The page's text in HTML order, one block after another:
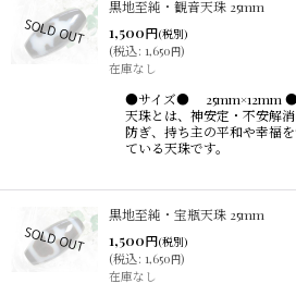
黒地至純・観音天珠 25mm
1,500円(税別)
(税込: 1,650円)
在庫なし
●サイズ● 25mm×12mm ●
天珠とは、神安定・不安解
防ぎ、持ち主の平和や幸福
ている天珠です。
黒地至純・宝瓶天珠 25mm
1,500円(税別)
(税込: 1,650円)
在庫なし